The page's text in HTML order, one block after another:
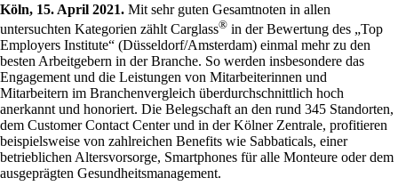
Köln, 15. April 2021. Mit sehr guten Gesamtnoten in allen
untersuchten Kategorien zählt Carglass® in der Bewertung des „Top
Employers Institute“ (Düsseldorf/Amsterdam) einmal mehr zu den
besten Arbeitgebern in der Branche. So werden insbesondere das
Engagement und die Leistungen von Mitarbeiterinnen und
Mitarbeitern im Branchenvergleich überdurchschnittlich hoch
anerkannt und honoriert. Die Belegschaft an den rund 345 Standorten,
dem Customer Contact Center und in der Kölner Zentrale, profitieren
beispielsweise von zahlreichen Benefits wie Sabbaticals, einer
betrieblichen Altersvorsorge, Smartphones für alle Monteure oder dem
ausgeprägten Gesundheitsmanagement.